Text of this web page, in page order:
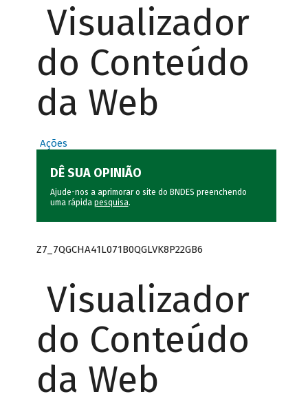
Visualizador
do Conteúdo
da Web
Ações
DÊ SUA OPINIÃO
Ajude-nos a aprimorar o site do BNDES preenchendo
uma rápida pesquisa.
Z7_7QGCHA41L071B0QGLVK8P22GB6
Visualizador
do Conteúdo
da Web